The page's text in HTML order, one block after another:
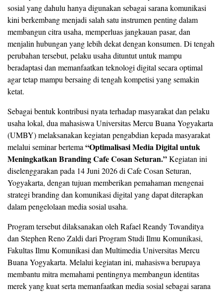
sosial yang dahulu hanya digunakan sebagai sarana komunikasi
kini berkembang menjadi salah satu instrumen penting dalam
membangun citra usaha, memperluas jangkauan pasar, dan
menjalin hubungan yang lebih dekat dengan konsumen. Di tengah
perubahan tersebut, pelaku usaha dituntut untuk mampu
beradaptasi dan memanfaatkan teknologi digital secara optimal
agar tetap mampu bersaing di tengah kompetisi yang semakin
ketat.
Sebagai bentuk kontribusi nyata terhadap masyarakat dan pelaku
usaha lokal, dua mahasiswa Universitas Mercu Buana Yogyakarta
(UMBY) melaksanakan kegiatan pengabdian kepada masyarakat
melalui seminar bertema “Optimalisasi Media Digital untuk
Meningkatkan Branding Cafe Cosan Seturan.”Kegiatan ini
diselenggarakan pada 14 Juni 2026 di Cafe Cosan Seturan,
Yogyakarta, dengan tujuan memberikan pemahaman mengenai
strategi branding dan komunikasi digital yang dapat diterapkan
dalam pengelolaan media sosial usaha.
Program tersebut dilaksanakan oleh Rafael Reandy Tovanditya
dan Stephen Reno Zaldi dari Program Studi Ilmu Komunikasi,
Fakultas Ilmu Komunikasi dan Multimedia Universitas Mercu
Buana Yogyakarta. Melalui kegiatan ini, mahasiswa berupaya
membantu mitra memahami pentingnya membangun identitas
merek yang kuat serta memanfaatkan media sosial sebagai sarana